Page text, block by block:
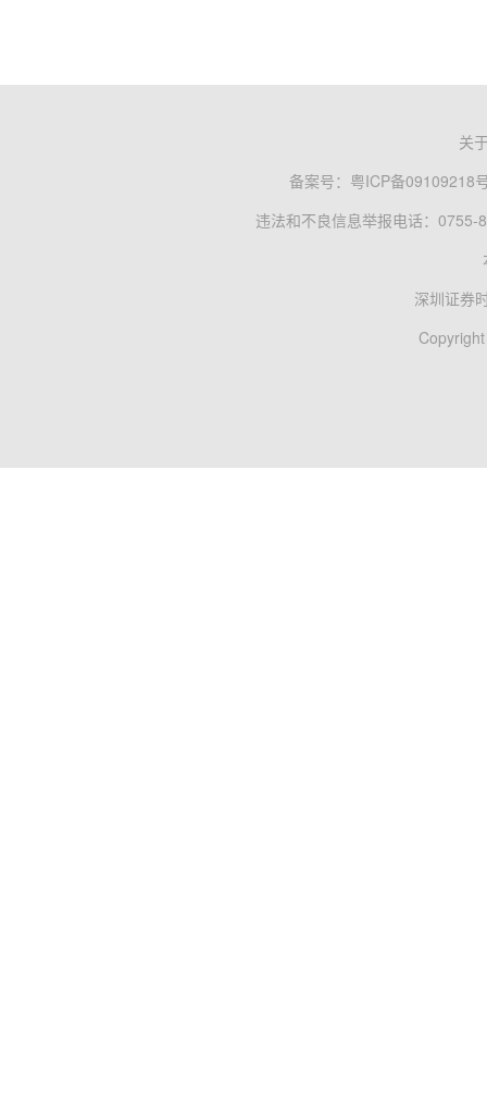
关
备案号： 粤ICP备09109218
违法和不良信息举报电话：0755-
深圳证券